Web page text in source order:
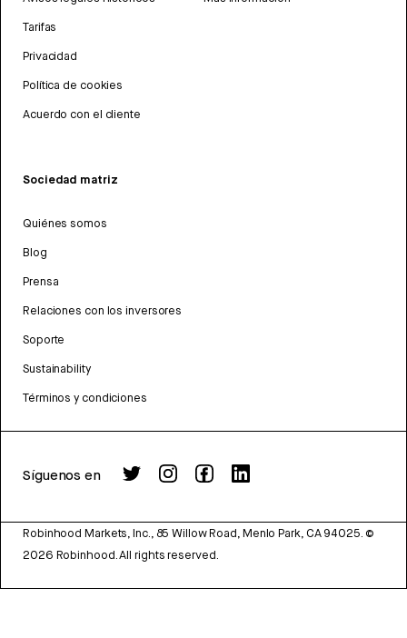
Tarifas
Privacidad
Política de cookies
Acuerdo con el cliente
Sociedad matriz
Quiénes somos
Blog
Prensa
Relaciones con los inversores
Soporte
Sustainability
Términos y condiciones
Síguenos en
Robinhood Markets, Inc., 85 Willow Road, Menlo Park, CA 94025. ©
2026 Robinhood. All rights reserved.